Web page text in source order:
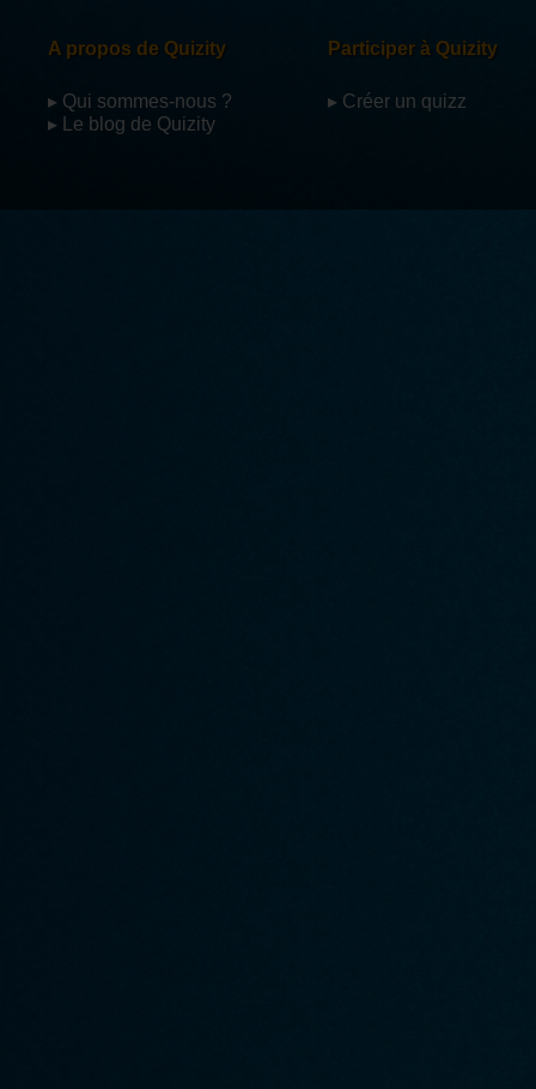
A propos de Quizity
▸ Qui sommes-nous ?
▸ Le blog de Quizity
Participer à Quizity
▸ Créer un quizz